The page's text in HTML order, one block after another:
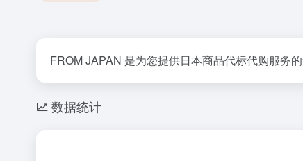
FROM JAPAN 是为您提供日本商品代标代购服务
数据统计